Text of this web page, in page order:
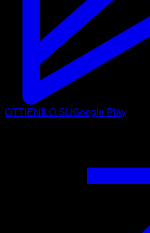
OTTIENILO SUGoogle Play